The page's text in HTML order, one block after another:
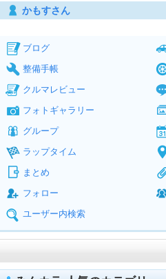
かもすさん
ブログ
整備手帳
クルマレビュー
フォトギャラリー
グループ
ラップタイム
まとめ
フォロー
ユーザー内検索